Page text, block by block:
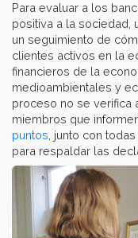
Para evaluar a los
positiva a la sociedad,
un seguimiento de
clientes activos en la
financieros de la
medioambientales y
proceso no se verifica
miembros que
puntos , junto con
para respaldar las